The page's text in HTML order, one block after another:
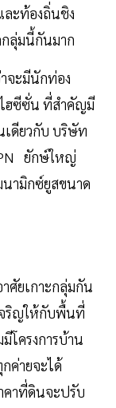
ละท้องถิ่นชิง
กลุ่มนี้กันมาก
จะมีนักท่อง
ไฮซีซั่น ที่สำคัญมี
เดียวกับ บริษัท
ยักษ์ใหญ่
ามิกซ์ยูสขนาด
ศัยเกาะกลุ่มกัน
จริญให้กับพื้นที่
โครงการบ้าน
ค่ายจะได้
คาที่ดินจะปรับ